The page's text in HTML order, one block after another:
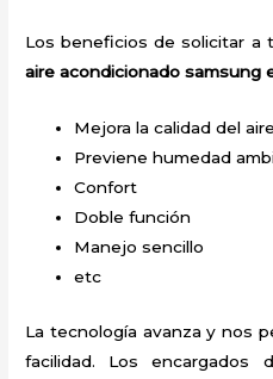
Los beneficios de solicitar a
aire acondicionado samsung
Mejora la calidad del aire
Previene humedad
Confort
Doble función
Manejo sencillo
etc
La tecnología avanza y nos
facilidad. Los encargados